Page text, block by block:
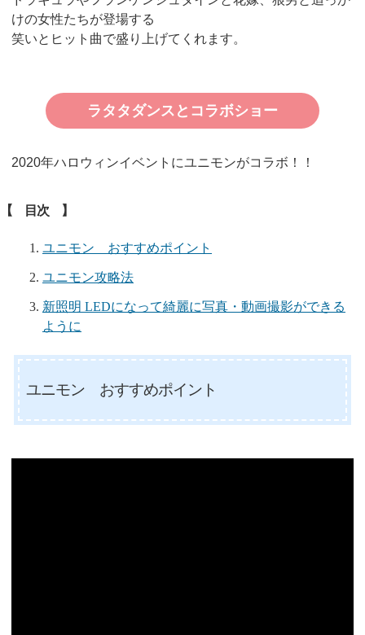
けの女性たちが登場する
笑いとヒット曲で盛り上げてくれます。
ラタタダンスとコラボショー
2020年ハロウィンイベントにユニモンがコラボ！！
【 目次 】
ユニモン おすすめポイント
ユニモン攻略法
新照明 LEDになって綺麗に写真・動画撮影ができる
ように
ユニモン おすすめポイント